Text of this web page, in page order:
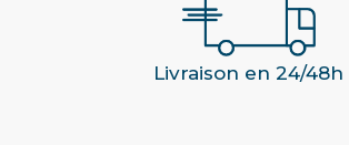
Livraison en 24/48h